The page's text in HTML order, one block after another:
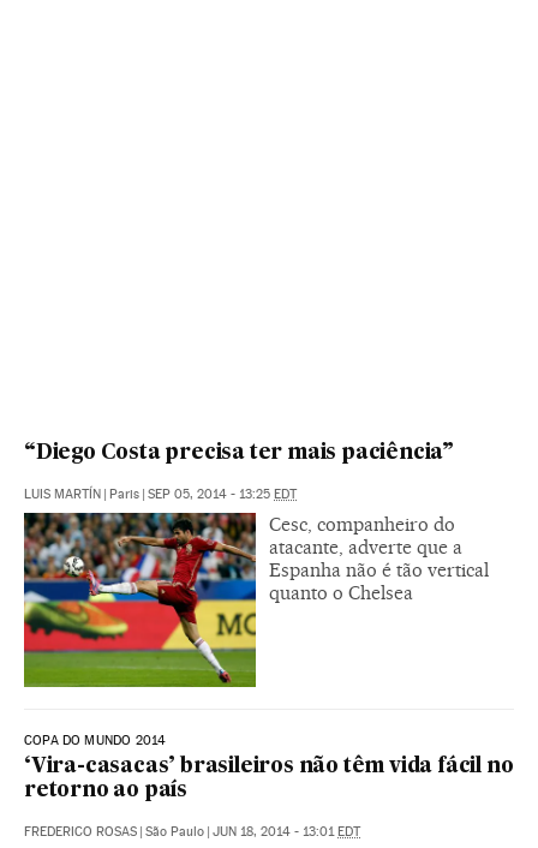
“Diego Costa precisa ter mais paciência”
LUIS MARTÍN | Paris | SEP 05, 2014 - 13:25 EDT
Cesc, companheiro do
atacante, adverte que a
Espanha não é tão vertical
quanto o Chelsea
COPA DO MUNDO 2014
‘Vira-casacas’ brasileiros não têm vida fácil no
retorno ao país
FREDERICO ROSAS | São Paulo | JUN 18, 2014 - 13:01EDT